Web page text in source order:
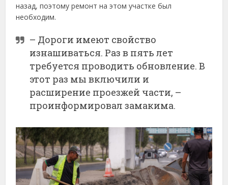
назад, поэтому ремонт на этом участке был
необходим.
– Дороги имеют свойство
изнашиваться. Раз в пять лет
требуется проводить обновление. В
этот раз мы включили и
расширение проезжей части, –
проинформировал замакима.